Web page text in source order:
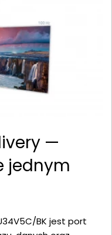
—
jednym
BK jest port